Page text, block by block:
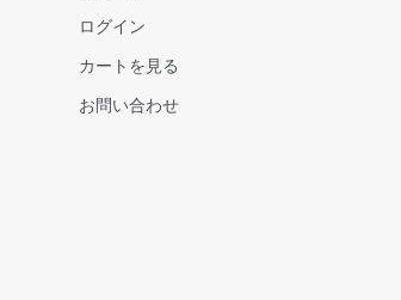
ログイン
カートを見る
お問い合わせ